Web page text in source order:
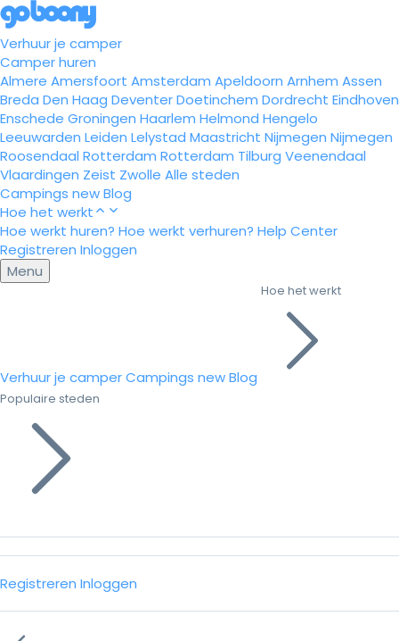
Verhuur je camper
Camper huren
Almere Amersfoort Amsterdam Apeldoorn Arnhem Assen
Breda Den Haag DeventerDoetinchem Dordrecht Eindhoven
Enschede Groningen Haarlem Helmond Hengelo
Leeuwarden Leiden Lelystad Maastricht Nijmegen Nijmegen
Roosendaal Rotterdam Rotterdam Tilburg Veenendaal
Vlaardingen Zeist Zwolle Alle steden
Campings newBlog
Hoe het werkt
Hoe werkt huren? Hoe werkt verhuren? Help Center
Registreren Inloggen
Menu
Verhuur je camperCampings newBlog
Hoe het werkt
Populaire steden
Registreren Inloggen